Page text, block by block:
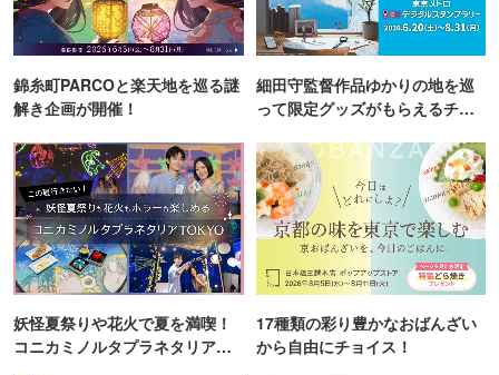
錦糸町PARCOと楽天地を巡る謎
解き企画が開催！
細田守監督作品ゆかりの地を巡
って限定グッズがもらえるチャ
妖怪夏祭りや花火で夏を満喫！
コニカミノルタプラネタリア
17種類の彩り豊かなおばんざい
から自由にチョイス！